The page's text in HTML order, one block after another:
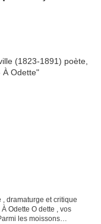
dramaturge et critique
Odette O dette , vos
les moissons